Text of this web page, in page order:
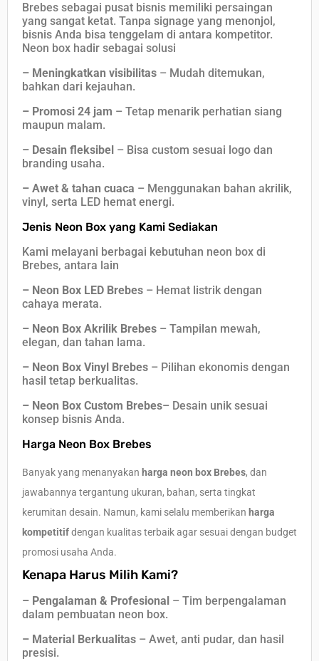
Brebes sebagai pusat bisnis memiliki persaingan
yang sangat ketat. Tanpa signage yang menonjol,
bisnis Anda bisa tenggelam di antara kompetitor.
Neon box hadir sebagai solusi
– Meningkatkan visibilitas – Mudah ditemukan,
bahkan dari kejauhan.
– Promosi 24 jam – Tetap menarik perhatian siang
maupun malam.
– Desain fleksibel – Bisa custom sesuai logo dan
branding usaha.
– Awet & tahan cuaca – Menggunakan bahan akrilik,
vinyl, serta LED hemat energi.
Jenis Neon Box yang Kami Sediakan
Kami melayani berbagai kebutuhan neon box di
Brebes, antara lain
– Neon Box LED Brebes – Hemat listrik dengan
cahaya merata.
– Neon Box Akrilik Brebes – Tampilan mewah,
elegan, dan tahan lama.
– Neon Box Vinyl Brebes – Pilihan ekonomis dengan
hasil tetap berkualitas.
– Neon Box Custom Brebes– Desain unik sesuai
konsep bisnis Anda.
Harga Neon Box Brebes
Banyak yang menanyakan harga neon box Brebes, dan
jawabannya tergantung ukuran, bahan, serta tingkat
kerumitan desain. Namun, kami selalu memberikan harga
kompetitifdengan kualitas terbaik agar sesuai dengan budget
promosi usaha Anda.
Kenapa Harus Milih Kami?
– Pengalaman & Profesional – Tim berpengalaman
dalam pembuatan neon box.
– Material Berkualitas – Awet, anti pudar, dan hasil
presisi.